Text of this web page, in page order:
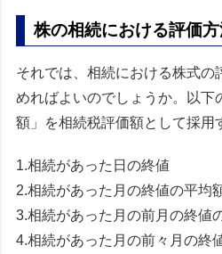
株の相続における評価方
それでは、相続における株式の
めればよいのでしょうか。以下
額」を相続税評価額として採用
1.相続があった日の終値
2.相続があった月の終値の平均
3.相続があった月の前月の終値
4.相続があった月の前々月の終